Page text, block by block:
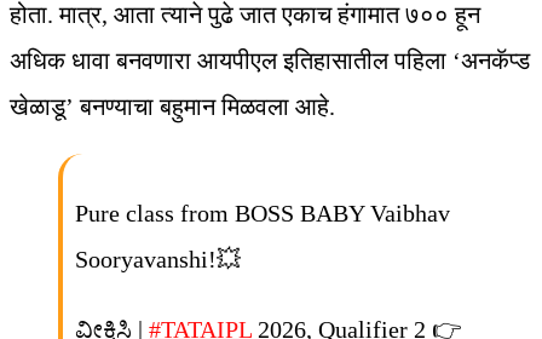
होता. मात्र, आता त्याने पुढे जात एकाच हंगामात ७०० हून
अधिक धावा बनवणारा आयपीएल इतिहासातील पहिला ‘अनकॅप्ड
खेळाडू’ बनण्याचा बहुमान मिळवला आहे.
Pure class from BOSS BABY Vaibhav
Sooryavanshi!💥
ವೀಕ್ಷಿಸಿ | #TATAIPL 2026, Qualifier 2 👉